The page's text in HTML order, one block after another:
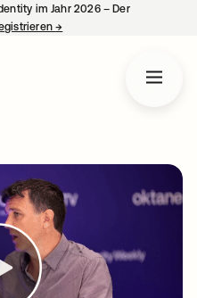
im Jahr 2026 – Der
→